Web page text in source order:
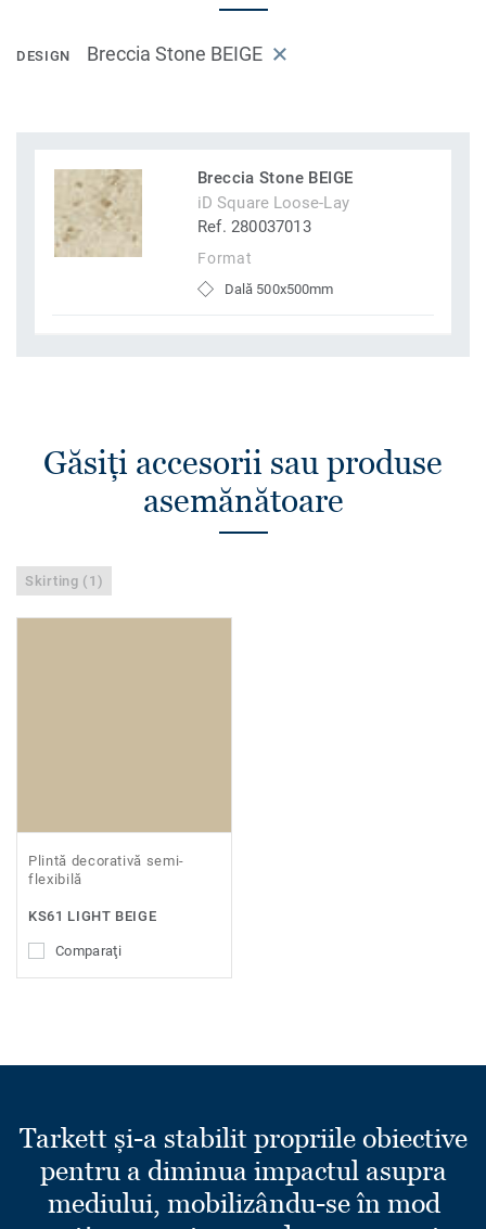
DESIGN Breccia Stone BEIGE
Breccia Stone BEIGE
iD Square Loose-Lay
Ref. 280037013
Format
Dală 500x500mm
Găsiţi accesorii sau produse
asemănătoare
Skirting (1)
Plintă decorativă semi-
flexibilă
KS61 LIGHT BEIGE
Comparaţi
Tarkett și-a stabilit propriile obiective
pentru a diminua impactul asupra
mediului, mobilizându-se în mod